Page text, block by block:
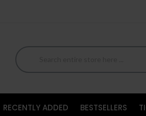
RECENTLY ADDED BESTSELLERS